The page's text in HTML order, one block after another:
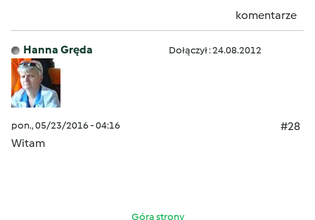
komentarze
Hanna Gręda Dołączył : 24.08.2012
pon., 05/23/2016 - 04:16
#28
Witam
Góra strony